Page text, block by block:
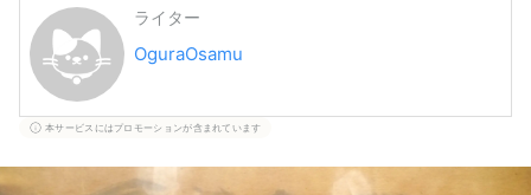
ライター
OguraOsamu
本サービスにはプロモーションが含まれています